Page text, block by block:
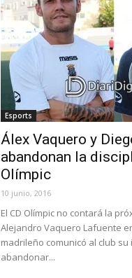
Esports
Álex Vaquero y
abandonan la
Olímpic
10 junio, 2016
El CD Olímpic no contará la
Alejandro Vaquero Lafuente
madrileño comunicó al club su
abandonar...